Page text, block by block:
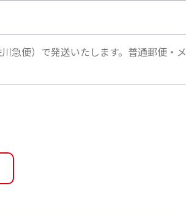
急便）で発送いたします。普通郵便・メ